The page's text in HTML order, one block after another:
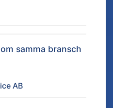
samma bransch
AB